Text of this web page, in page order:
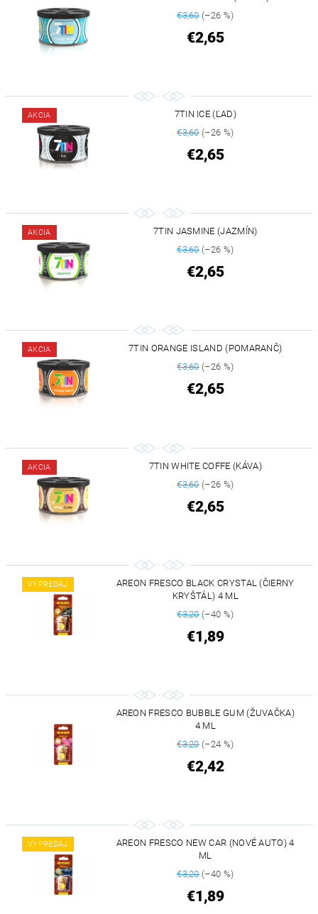
€3,60(–26 %)
€2,65
AKCIA
7TIN ICE (ĽAD)
€3,60(–26 %)
€2,65
AKCIA
7TIN JASMINE (JAZMÍN)
€3,60(–26 %)
€2,65
AKCIA
7TIN ORANGE ISLAND (POMARANČ)
€3,60(–26 %)
€2,65
AKCIA
7TIN WHITE COFFE (KÁVA)
€3,60(–26 %)
€2,65
VÝPREDAJ
AREON FRESCO BLACK CRYSTAL (ČIERNY
KRYŠTÁL) 4 ML
€3,20(–40 %)
€1,89
AREON FRESCO BUBBLE GUM (ŽUVAČKA)
4 ML
€3,20(–24 %)
€2,42
VÝPREDAJ
AREON FRESCO NEW CAR (NOVÉ AUTO) 4
ML
€3,20(–40 %)
€1,89